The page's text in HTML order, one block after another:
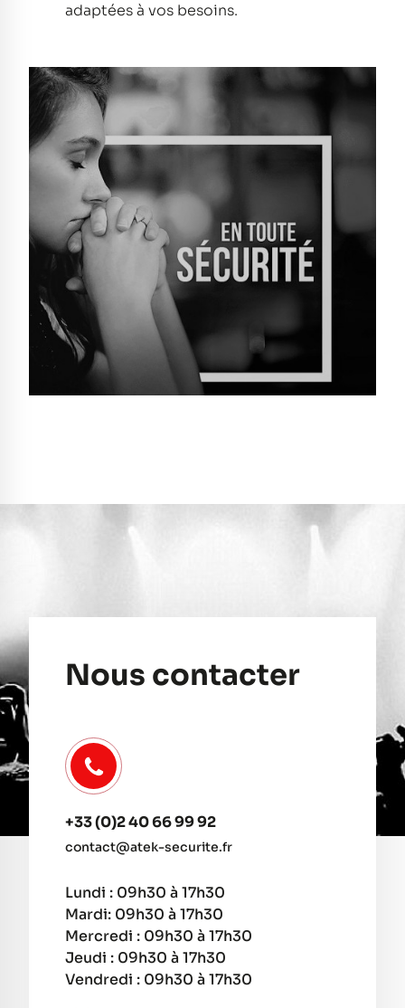
adaptées à vos besoins.
Nous contacter
+33 (0)2 40 66 99 92
contact@atek-securite.fr
Lundi : 09h30 à 17h30
Mardi: 09h30 à 17h30
Mercredi : 09h30 à 17h30
Jeudi : 09h30 à 17h30
Vendredi : 09h30 à 17h30